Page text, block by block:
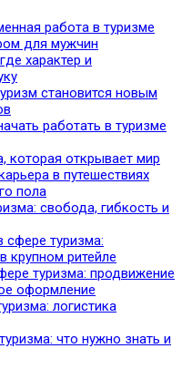
работа в туризме
для мужчин
характер и
становится новым
работать в туризме
которая открывает мир
в путешествиях
пола
свобода, гибкость и
сфере туризма:
крупном ритейле
туризма: продвижение
оформление
логистика
что нужно знать и